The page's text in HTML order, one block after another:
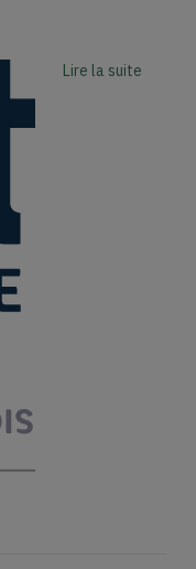
Lire la suite